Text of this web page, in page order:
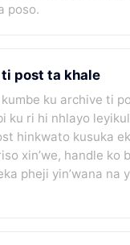
poso.
ti post ta khale
ku archive ti
ku ri hi nhlayo
hinkwato kusuka
xin’we, handle ko
pheji yin’wana na